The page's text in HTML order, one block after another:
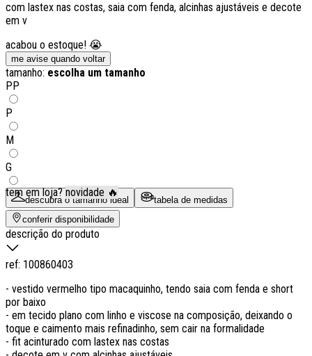
com lastex nas costas, saia com fenda, alcinhas ajustáveis e decote
em v
acabou o estoque! 😭
me avise quando voltar
tamanho: escolha um tamanho
PP
P
M
G
descubra o tamanho ideal tabela de medidas
tem em loja? novidade 🔥
conferir disponibilidade
descrição do produto
ref: 100860403
- vestido vermelho tipo macaquinho, tendo saia com fenda e short
por baixo
- em tecido plano com linho e viscose na composição, deixando o
toque e caimento mais refinadinho, sem cair na formalidade
- fit acinturado com lastex nas costas